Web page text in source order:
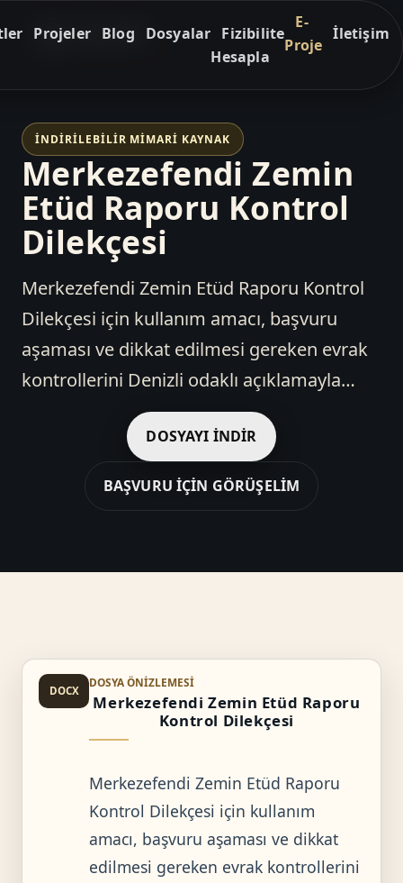
Projeler Blog Dosyalar Fizibilite
Hesapla
E-
Proje
İletişim
İNDIRILEBILIR MIMARI KAYNAK
Merkezefendi Zemin
Etüd Raporu Kontrol
Dilekçesi
Merkezefendi Zemin Etüd Raporu Kontrol
Dilekçesi için kullanım amacı, başvuru
aşaması ve dikkat edilmesi gereken evrak
kontrollerini Denizli odaklı açıklamayla…
DOSYAYI İNDIR
BAŞVURU İÇIN GÖRÜŞELIM
DOCX
DOSYA ÖNIZLEMESI
Merkezefendi Zemin Etüd Raporu
Kontrol Dilekçesi
Merkezefendi Zemin Etüd Raporu
Kontrol Dilekçesi için kullanım
amacı, başvuru aşaması ve dikkat
edilmesi gereken evrak kontrollerini